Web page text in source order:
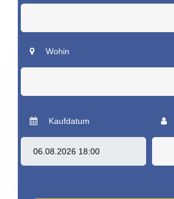
Wohin
Kaufdatum